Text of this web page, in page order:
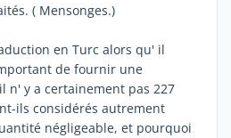
( Mensonges.)
en Turc alors qu' il
de fournir une
y a certainement pas 227
ils considérés autrement
négligeable, et pourquoi